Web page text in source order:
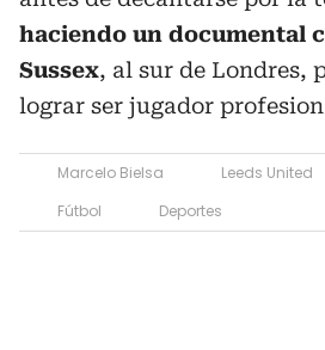
haciendo un documental
Sussex, al sur de Londres,
lograr ser jugador
Marcelo Bielsa Leeds United
Fútbol
Deportes